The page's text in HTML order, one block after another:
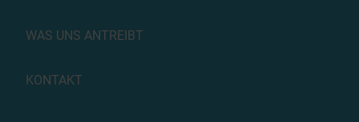
WAS UNS ANTREIBT
KONTAKT